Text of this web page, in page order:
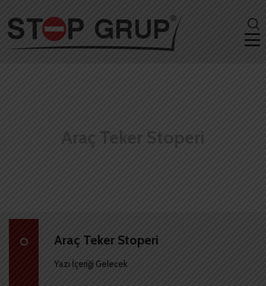
Araç Teker Stoperi
Araç Teker Stoperi
Yazı İçeriği Gelecek